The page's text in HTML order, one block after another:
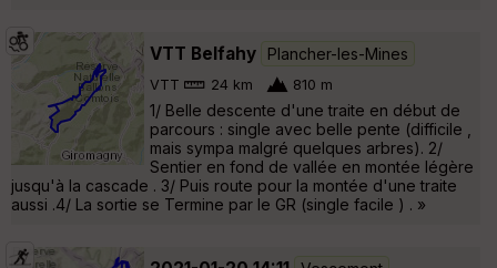
VTT Belfahy Plancher-les-Mines
VTT 24 km 810 m
1/ Belle descente d'une traite en début de
parcours : single avec belle pente (difficile ,
mais sympa malgré quelques arbres). 2/
Sentier en fond de vallée en montée légère
jusqu'à la cascade . 3/ Puis route pour la montée d'une traite
aussi .4/ La sortie se Termine par le GR (single facile ) . »